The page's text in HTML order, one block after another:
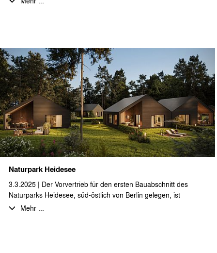
Segment Ferienimmobilien und Hospitality und beim Planen und
Bauen im Bestand.
Wir wünschen einen guten Start und freuen uns auf die
Zusammenarbeit!
Naturpark Heidesee
3.3.2025 | Der Vorvertrieb für den ersten Bauabschnitt des
Naturparks Heidesee, süd-östlich von Berlin gelegen, ist
erfolgreich gestartet.
Mehr ...